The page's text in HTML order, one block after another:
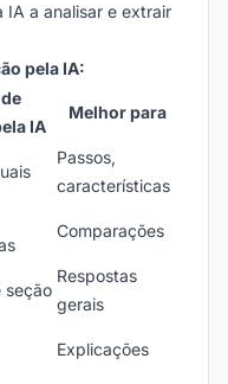
IA a analisar e extrair
pela IA:
IA
Melhor para
Passos,
características
Comparações
seção
Respostas
gerais
Explicações